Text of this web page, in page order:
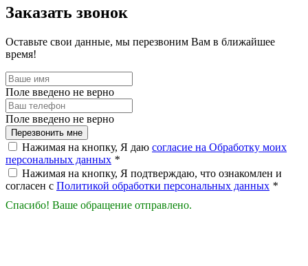
Заказать звонок
Оставьте свои данные, мы перезвоним Вам в ближайшее
время!
Поле введено не верно
Поле введено не верно
Перезвонить мне
Нажимая на кнопку, Я даю согласие на Обработку моих
персональных данных *
Нажимая на кнопку, Я подтверждаю, что ознакомлен и
согласен с Политикой обработки персональных данных *
Спасибо! Ваше обращение отправлено.